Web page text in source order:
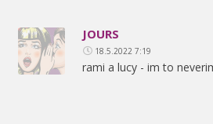
JOURS
18.5.2022 7:19
rami a lucy - im to